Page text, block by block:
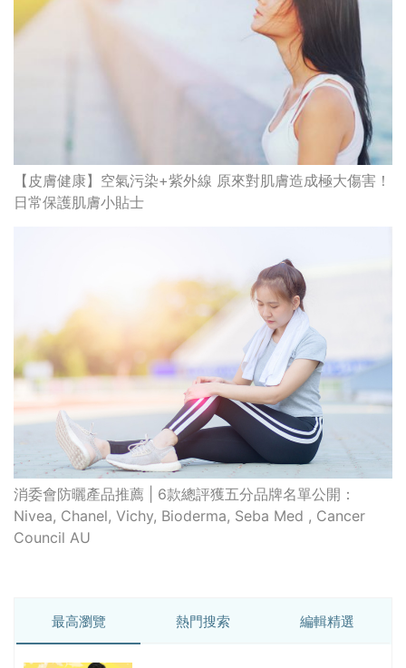
【皮膚健康】空氣污染+紫外線 原來對肌膚造成極大傷害！
日常保護肌膚小貼士
消委會防曬產品推薦 | 6款總評獲五分品牌名單公開：
Nivea, Chanel, Vichy, Bioderma, Seba Med , Cancer
Council AU
最高瀏覽 熱門搜索 編輯精選